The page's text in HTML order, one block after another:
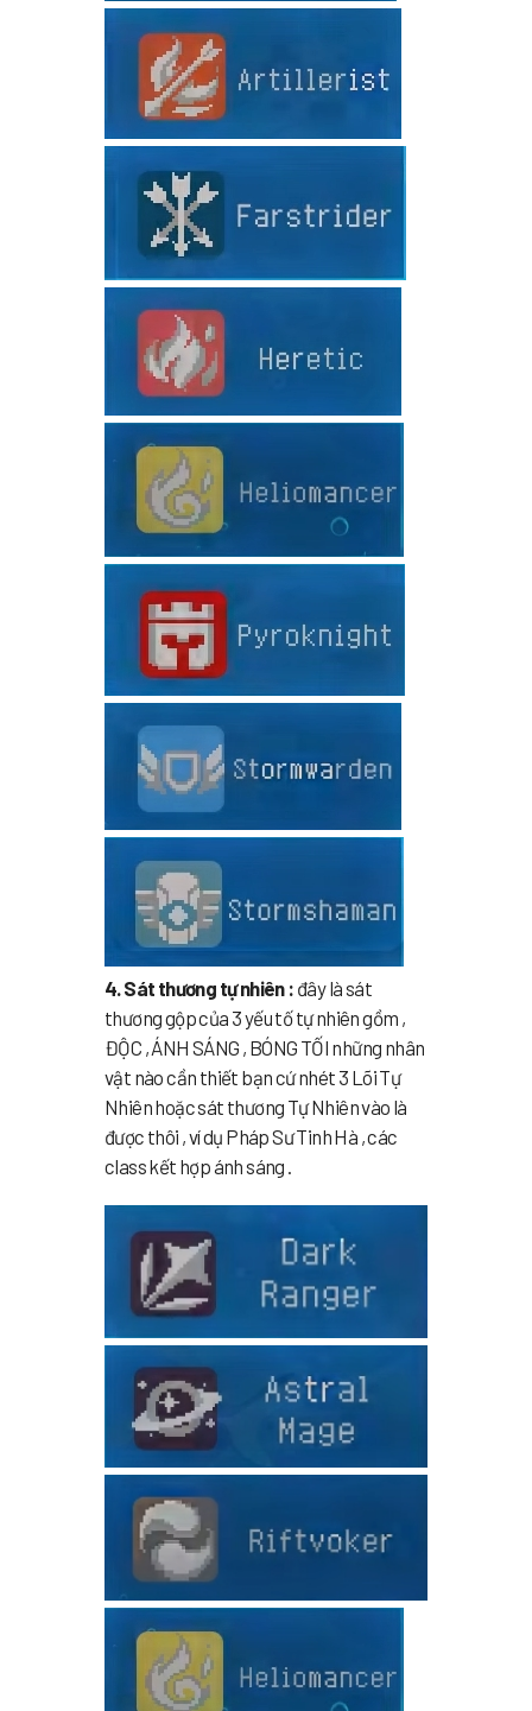
4. Sát thương tự nhiên : đây là sát
thương gộp của 3 yếu tố tự nhiên gồm ,
ĐỘC , ÁNH SÁNG , BÓNG TỐI những nhân
vật nào cần thiết bạn cứ nhét 3 Lõi Tự
Nhiên hoặc sát thương Tự Nhiên vào là
được thôi , ví dụ Pháp Sư Tinh Hà , các
class kết hợp ánh sáng .